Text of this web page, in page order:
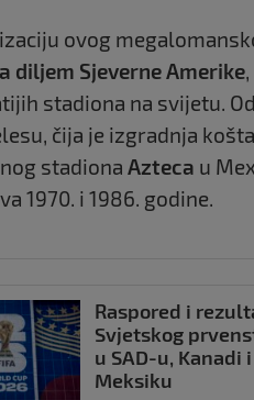
ovog
diljem Sjeverne Amerike
stadiona na sviјetu.
čija je izgradnja
stadiona Azteca u
1970. i 1986. godine.
Raspored i
Svjetskog
u SAD-u, Kanadi i
Meksiku